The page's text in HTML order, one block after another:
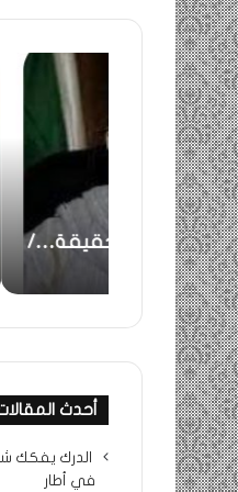
خاطرة
تقدير
خاصة
جميعا…/
الشيخ
التراد
خاطرة :
جميعا…/
أحدث
في أطار